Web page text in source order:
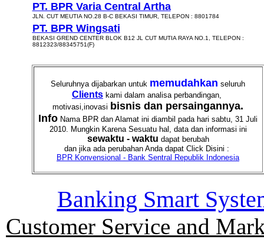
PT. BPR Varia Central Artha
JLN. CUT MEUTIA NO.28 B-C BEKASI TIMUR, TELEPON : 8801784
PT. BPR Wingsati
BEKASI GREND CENTER BLOK B12 JL CUT MUTIA RAYA NO.1, TELEPON :
8812323/88345751(F)
Seluruhnya dijabarkan untuk memudahkan seluruh
Clients kami dalam analisa perbandingan,
motivasi,inovasi bisnis dan persaingannya.
Info Nama BPR dan Alamat ini diambil pada hari sabtu, 31 Juli
2010. Mungkin Karena Sesuatu hal, data dan informasi ini
sewaktu - waktu dapat berubah
dan jika ada perubahan Anda dapat Click Disini :
BPR Konvensional - Bank Sentral Republik Indonesia
Banking Smart
Customer Service and